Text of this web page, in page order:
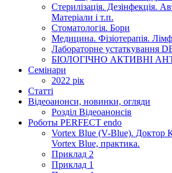
Стерилізація. Дезінфекція.
Матеріали і т.п.
Стоматологія. Бори
Медицина. Фізіотерапія.
Лабораторне устаткування
БІОЛОГІЧНО АКТИВНІ
Семінари
2022 рік
Статті
Відеоанонси, новинки, огляди
Розділ Відеоанонсів
Роботы PERFECT endo
Vortex Blue (V-Blue). Доктор
Vortex Blue, практика.
Приклад 2
Приклад 1